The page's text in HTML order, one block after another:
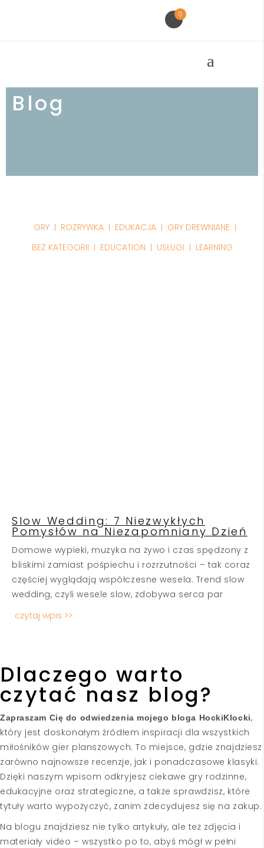
0
Blog
GRY ROZRYWKA EDUKACJA
GRY DREWNIANE
BEZ KATEGORII
EDUCATION USŁUGI LEARNING
Slow Wedding: 7 Niezwykłych
Pomysłów na Niezapomniany Dzień
Domowe wypieki, muzyka na żywo i czas spędzony z
bliskimi zamiast pośpiechu i rozrzutności – tak coraz
częściej wyglądają współczesne wesela. Trend slow
wedding, czyli wesele slow, zdobywa serca par
czytaj wpis >>
Dlaczego warto
czytać nasz blog?
Zapraszam Cię do odwiedzenia mojego bloga HockiKlocki,
który jest doskonałym źródłem inspiracji dla wszystkich
miłośników gier planszowych. To miejsce, gdzie znajdziesz
zarówno najnowsze recenzje, jak i ponadczasowe klasyki.
Dzięki naszym wpisom odkryjesz ciekawe gry rodzinne,
edukacyjne oraz strategiczne, a także sprawdzisz, które
tytuły warto wypożyczyć, zanim zdecydujesz się na zakup.
Na blogu znajdziesz nie tylko artykuły, ale też zdjęcia i
materiały video – wszystko po to, abyś mógł w pełni